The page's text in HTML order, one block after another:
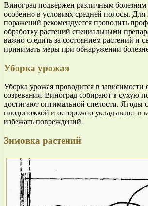
Виноград подвержен различным болезням
особенно в условиях средней полосы. Для
поражений рекомендуется проводить
обработку растений специальными
важно следить за состоянием растений и
принимать меры при обнаружении
Уборка урожая
Уборка урожая проводится в зависимости
созревания. Виноград собирают в сухую
достигают оптимальной спелости. Ягоды
плодоножкой и осторожно укладывают в
избежать повреждений.
Зимовка растений